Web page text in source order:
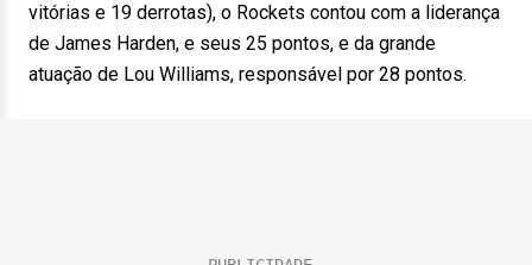
vitórias e 19 derrotas), o Rockets contou com a liderança
de James Harden, e seus 25 pontos, e da grande
atuação de Lou Williams, responsável por 28 pontos.